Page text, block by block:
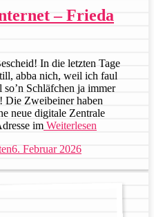
– Frieda
In die letzten Tage
abba nich, weil ich faul
Schläfchen ja immer
Die Zweibeiner haben
neue digitale Zentrale
im Weiterlesen
6. Februar 2026